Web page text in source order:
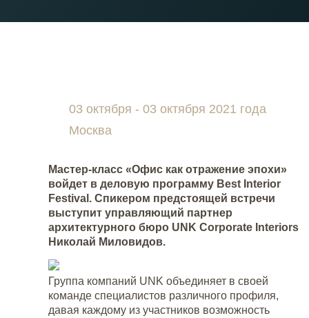
03 октября - 03 октября 2021 года
Москва
Мастер-класс «Офис как отражение эпохи»
войдет в деловую программу Best Interior
Festival. Спикером предстоящей встречи
выступит управляющий партнер
архитектурного бюро UNK Corporate Interiors
Николай Миловидов.
Группа компаний UNK объединяет в своей
команде специалистов различного профиля,
давая каждому из участников возможность